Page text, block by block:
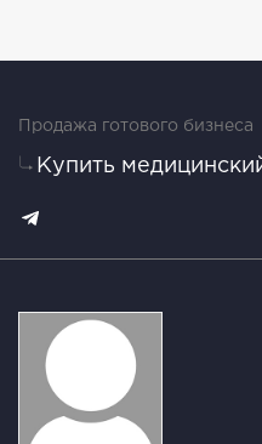
Продажа готового бизнеса
Купить